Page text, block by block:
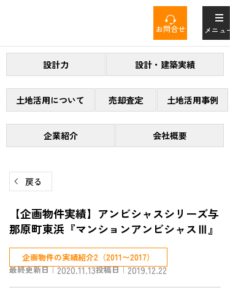
ン
キ
プ
お問合せ メニュー
設計力 設計・建築実績
土地活用について 売却査定 土地活用事例
企業紹介 会社概要
戻る
【企画物件実績】アンビシャスシリーズ与
那原町東浜『マンションアンビシャスⅢ』
企画物件の実績紹介2（2011〜2017）
投稿日｜2019.12.22
最終更新日｜2020.11.13